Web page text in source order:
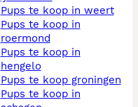
pups te koop in weert
pups te koop in
roermond
pups te koop in
hengelo
pups te koop groningen
pups te koop in